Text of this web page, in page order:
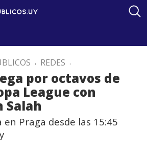
. REDES .
por octavos de
League con
Salah
Praga desde las 15:45